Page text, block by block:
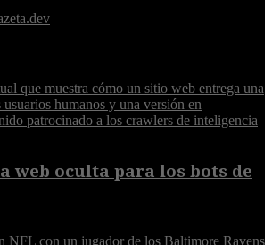
web oculta para los bots de